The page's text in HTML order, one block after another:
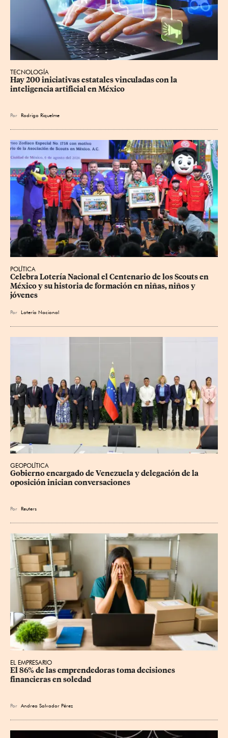
TECNOLOGÍA
Hay 200 iniciativas estatales vinculadas con la
inteligencia artificial en México
Por Rodrigo Riquelme
POLÍTICA
Celebra Lotería Nacional el Centenario de los Scouts en
México y su historia de formación en niñas, niños y
jóvenes
Por Lotería Nacional
GEOPOLÍTICA
Gobierno encargado de Venezuela y delegación de la
oposición inician conversaciones
Por Reuters
EL EMPRESARIO
El 86% de las emprendedoras toma decisiones
financieras en soledad
Por Andrea Salvador Pérez